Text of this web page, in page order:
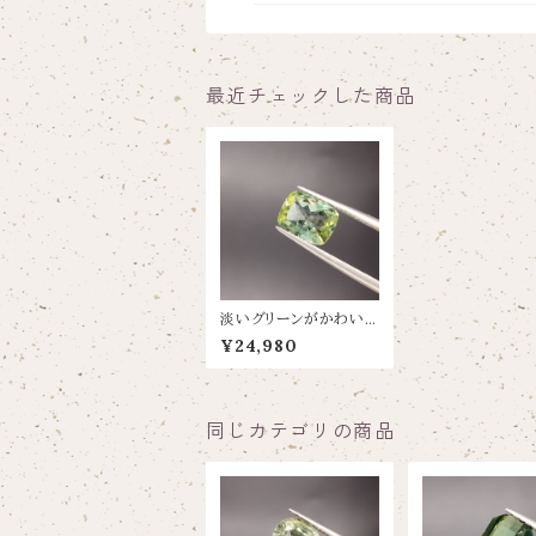
最近チェックした商品
淡いグリーンがかわい
いトルマリン【1.195ct/
6.1×8】
¥24,980
同じカテゴリの商品